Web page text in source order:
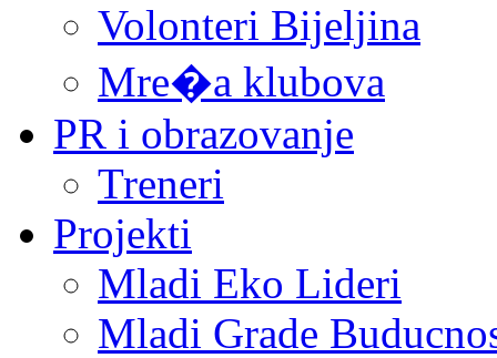
Volonteri Bijeljina
Mre�a klubova
PR i obrazovanje
Treneri
Projekti
Mladi Eko Lideri
Mladi Grade